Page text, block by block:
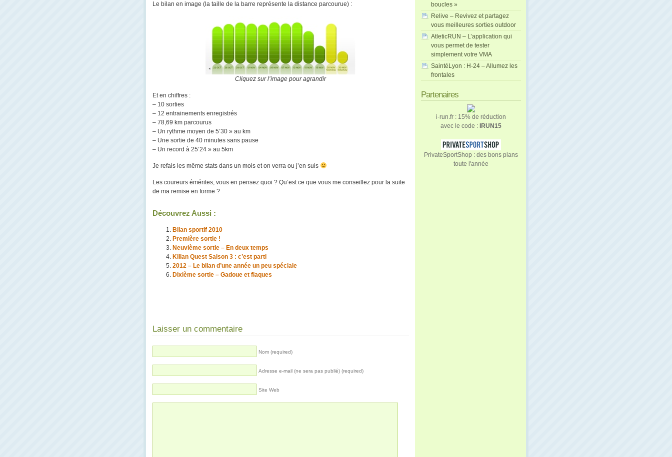
Le bilan en image (la taille de la barre représente la distance parcourue) :
Cliquez sur l’image pour agrandir
Et en chiffres :
– 10 sorties
– 12 entrainements enregistrés
– 78,69 km parcourus
– Un rythme moyen de 5’30 » au km
– Une sortie de 40 minutes sans pause
– Un record à 25’24 » au 5km
Je refais les même stats dans un mois et on verra ou j’en suis
Les coureurs émérites, vous en pensez quoi ? Qu’est ce que vous me conseillez pour la suite
de ma remise en forme ?
Découvrez Aussi :
Bilan sportif 2010
Première sortie !
Neuvième sortie – En deux temps
Kilian Quest Saison 3 : c’est parti
2012 – Le bilan d’une année un peu spéciale
Dixième sortie – Gadoue et flaques
Laisser un commentaire
Nom (required)
Adresse e-mail (ne sera pas publié) (required)
Site Web
boucles »
Relive – Revivez et partagez
vous meilleures sorties outdoor
AtleticRUN – L’application qui
vous permet de tester
simplement votre VMA
SaintéLyon : H-24 – Allumez les
frontales
Partenaires
i-run.fr : 15% de réduction
avec le code : IRUN15
PrivateSportShop : des bons plans
toute l'année